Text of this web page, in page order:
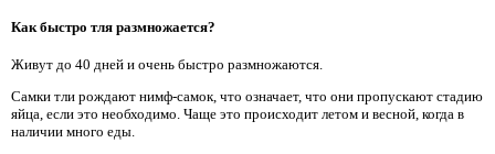
Как быстро тля размножается?
Живут до 40 дней и очень быстро размножаются.
Самки тли рождают нимф-самок, что означает, что они пропускают стадию
яйца, если это необходимо. Чаще это происходит летом и весной, когда в
наличии много еды.